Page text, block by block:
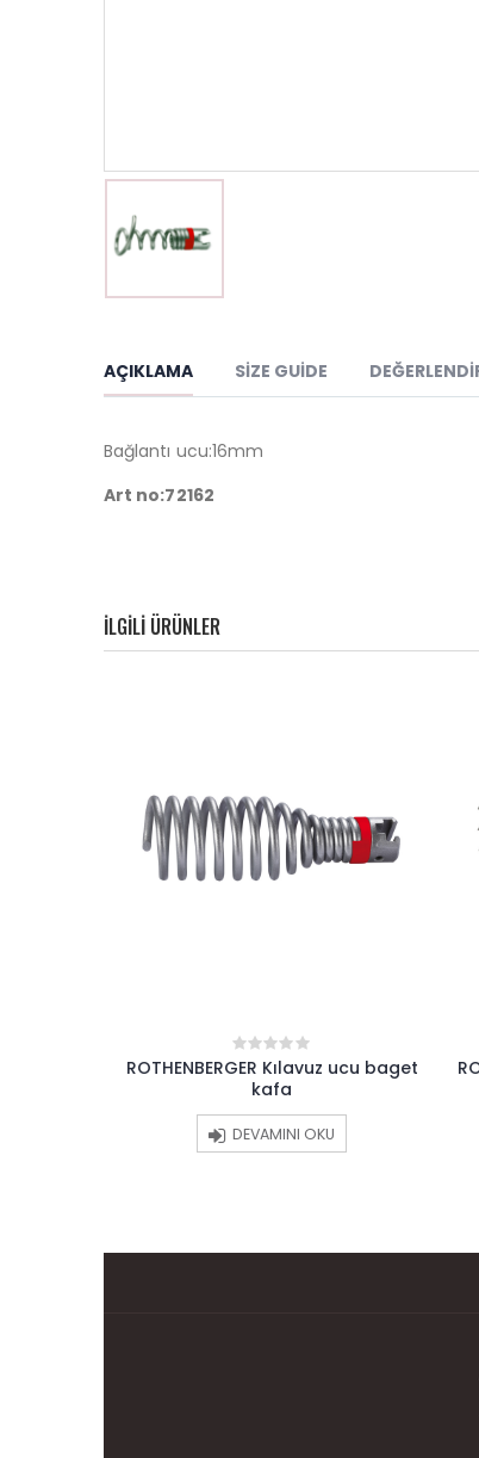
AÇIKLAMA SIZE GUIDE
Bağlantı ucu:16mm
Art no:72162
ILGILI ÜRÜNLER
0
out
5
ROTHENBERGER Kılavuz ucu baget
kafa
DEVAMINI OKU